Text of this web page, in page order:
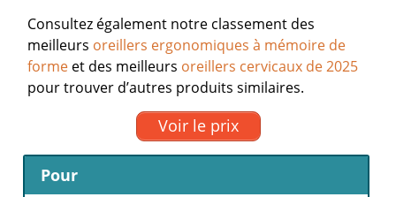
Consultez également notre classement des
meilleurs oreillers ergonomiques à mémoire de
forme et des meilleurs oreillers cervicaux de 2025
pour trouver d’autres produits similaires.
Voir le prix
Pour